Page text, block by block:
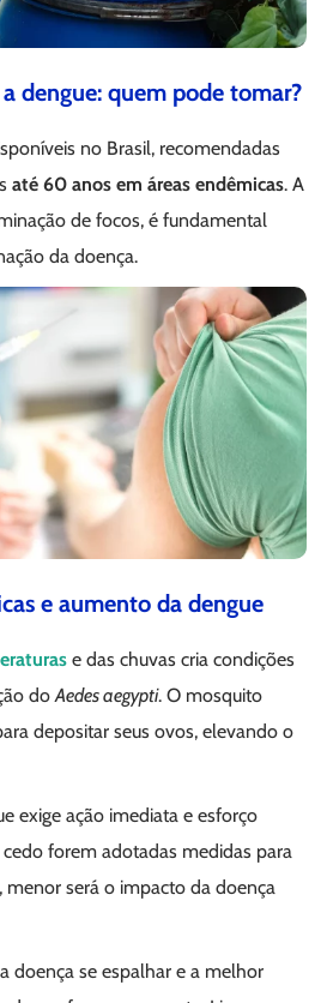
dengue: quem pode tomar?
no Brasil, recomendadas
até 60 anos em áreas endêmicas. A
de focos, é fundamental
da doença.
e aumento da dengue
e das chuvas cria condições
doAedes aegypti. O mosquito
depositar seus ovos, elevando o
exige ação imediata e esforço
forem adotadas medidas para
menor será o impacto da doença
doença se espalhar e a melhor